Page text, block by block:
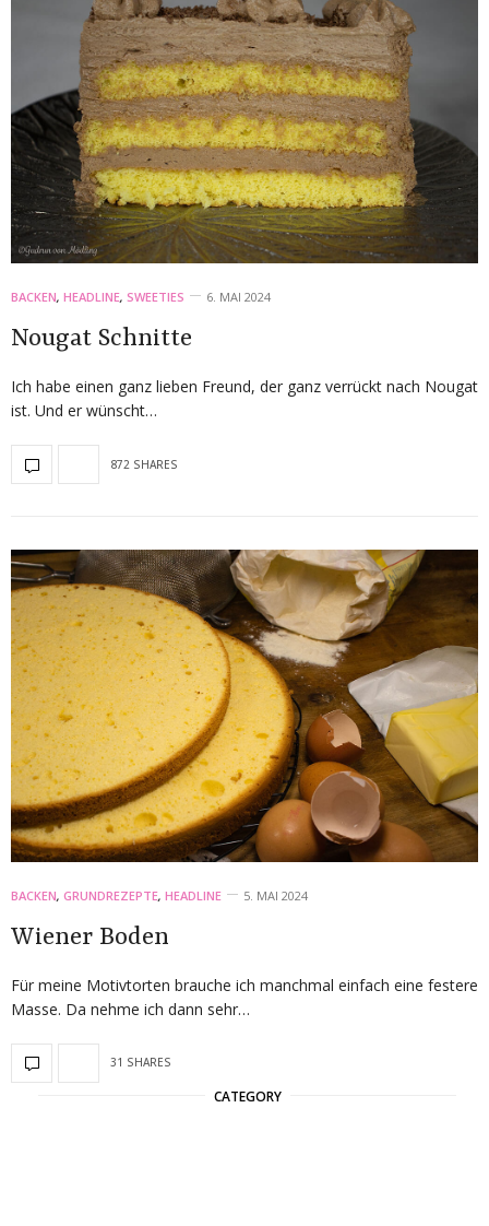
BACKEN, HEADLINE, SWEETIES 6. MAI 2024
Nougat Schnitte
Ich habe einen ganz lieben Freund, der ganz verrückt nach Nougat
ist. Und er wünscht…
872 SHARES
BACKEN, GRUNDREZEPTE, HEADLINE 5. MAI 2024
Wiener Boden
Für meine Motivtorten brauche ich manchmal einfach eine festere
Masse. Da nehme ich dann sehr…
31 SHARES
CATEGORY